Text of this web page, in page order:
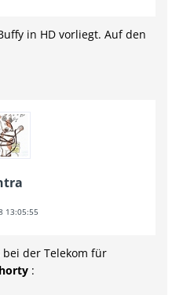
in HD vorliegt. Auf den
13:05:55
bei der Telekom für
: